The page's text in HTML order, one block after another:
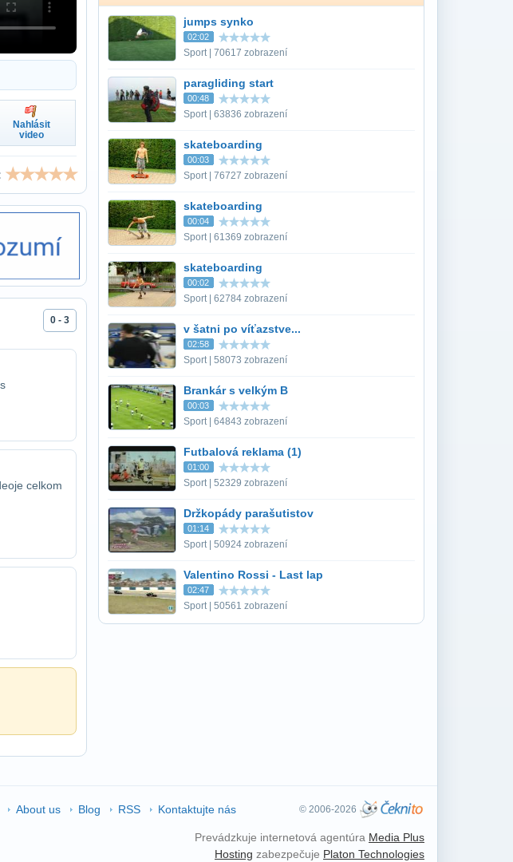
Nahlásit
video
0 - 3
celkom
jumps synko
02:02
Sport | 70617 zobrazení
paragliding start
00:48
Sport | 63836 zobrazení
skateboarding
00:03
Sport | 76727 zobrazení
skateboarding
00:04
Sport | 61369 zobrazení
skateboarding
00:02
Sport | 62784 zobrazení
v šatni po víťazstve...
02:58
Sport | 58073 zobrazení
Brankár s velkým B
00:03
Sport | 64843 zobrazení
Futbalová reklama (1)
01:00
Sport | 52329 zobrazení
Držkopády parašutistov
01:14
Sport | 50924 zobrazení
Valentino Rossi - Last lap
02:47
Sport | 50561 zobrazení
About us Blog RSS Kontaktujte nás © 2006-2026
Prevádzkuje internetová agentúra Media Plus
Hosting zabezpečuje Platon Technologies